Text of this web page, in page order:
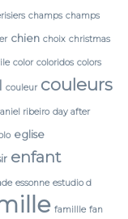
champs champs
chien choix christmas
color coloridos colors
couleur couleurs
ribeiro day after
eglise
enfant
essonne estudio d
famillle fan